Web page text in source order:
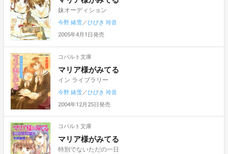
妹オーディション
今野 緒雪／ひびき 玲音
2005年4月1日発売
コバルト文庫
マリア様がみてる
イン ライブラリー
今野 緒雪／ひびき 玲音
2004年12月25日発売
コバルト文庫
マリア様がみてる
特別でないただの一日